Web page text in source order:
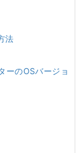
法
ーのOSバージョ